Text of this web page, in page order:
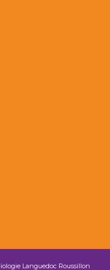
Languedoc Roussillon